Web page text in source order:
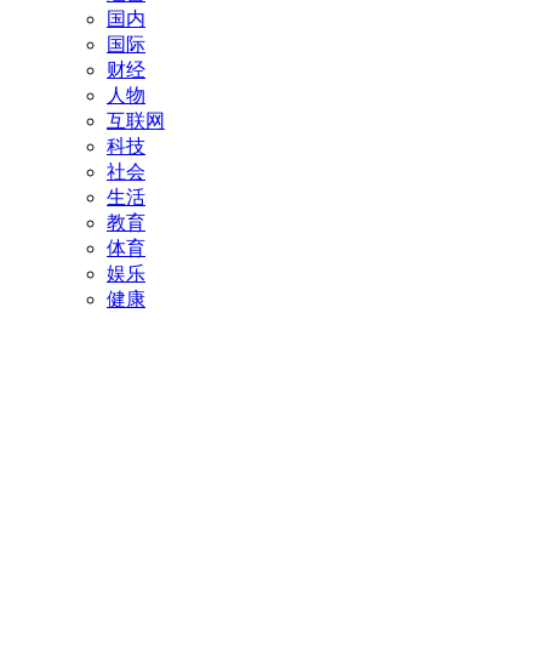
国内
国际
财经
人物
互联网
科技
社会
生活
教育
体育
娱乐
健康